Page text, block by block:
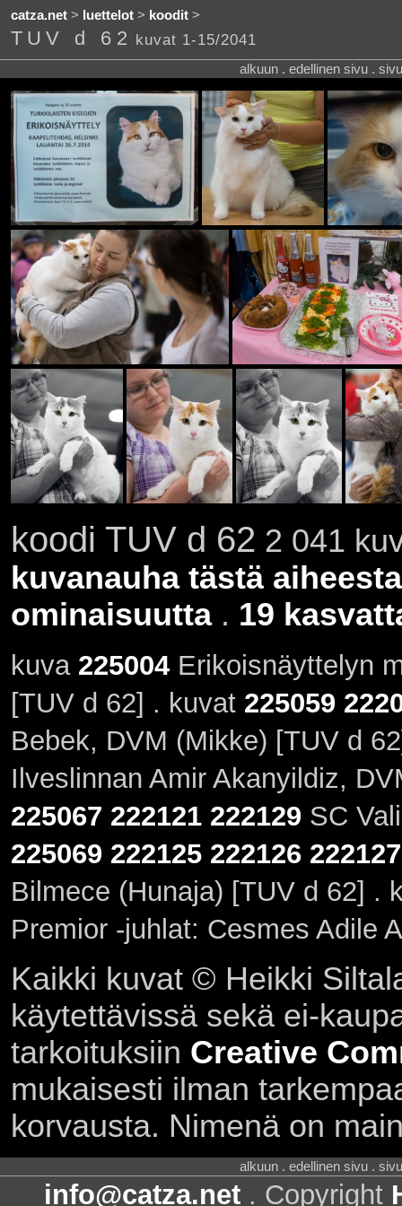
catza.net> luettelot> koodit>
TUV d 62 kuvat 1-15/2041
alkuun . edellinen sivu .
koodi TUV d 62 2 041
kuvanauha tästä aiheesta
ominaisuutta. 19
kuva 225004Erikoisnäyttelyn
[TUV d 62] . kuvat 225059
Bebek, DVM (Mikke) [TUV d
Ilveslinnan Amir Akanyildiz,
225067 222121 222129 SC
225069 222125 222126 222127
Bilmece (Hunaja) [TUV d 62] .
Premior -juhlat: Cesmes Adile
Kaikki kuvat © Heikki
käytettävissä sekä ei-
tarkoituksiin Creative
mukaisesti ilman
korvausta. Nimenä on
alkuun . edellinen sivu .
info@catza.net . Copyright